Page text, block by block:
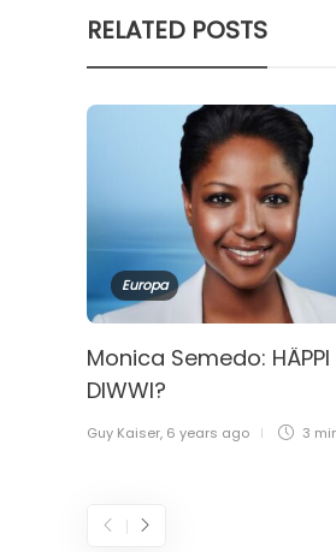
RELATED POSTS
Europa
Monica Semedo: HÄPPI
DIWWI?
Guy Kaiser, 6 years ago 3